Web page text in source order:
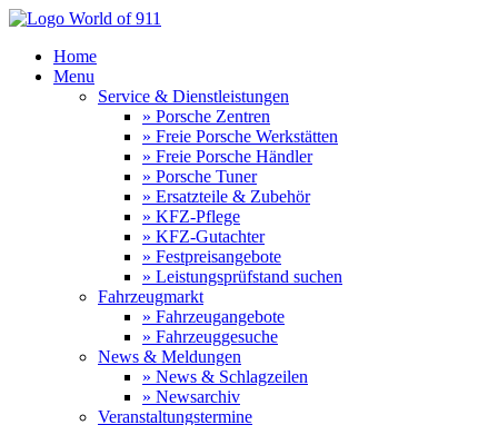
Home
Menu
Service & Dienstleistungen
» Porsche Zentren
» Freie Porsche Werkstätten
» Freie Porsche Händler
» Porsche Tuner
» Ersatzteile & Zubehör
» KFZ-Pflege
» KFZ-Gutachter
» Festpreisangebote
» Leistungsprüfstand suchen
Fahrzeugmarkt
» Fahrzeugangebote
» Fahrzeuggesuche
News & Meldungen
» News & Schlagzeilen
» Newsarchiv
Veranstaltungstermine